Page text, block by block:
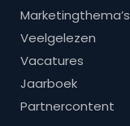
Marketingthema’s
Veelgelezen
Vacatures
Jaarboek
Partnercontent